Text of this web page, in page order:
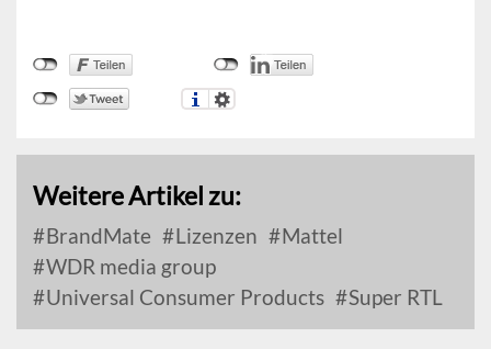
Weitere Artikel zu:
BrandMate Lizenzen
Mattel
WDR media group
Universal Consumer Products
Super RTL